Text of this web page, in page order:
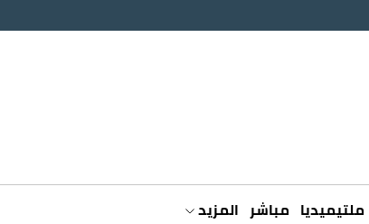
ملتيميديا مباشر المزيد